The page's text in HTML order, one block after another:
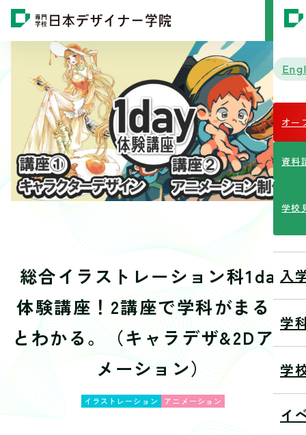
MENU
オー
資料
学校
入
学
学
イ
総合イラストレーション科1day
体験講座！2講座で学科がまるっ
とわかる。（キャラデザ&2Dアニ
メーション）
イラストレーション アニメーション